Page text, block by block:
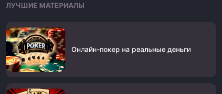
ЛУЧШИЕ МАТЕРИАЛЫ
Онлайн-покер на реальные деньги